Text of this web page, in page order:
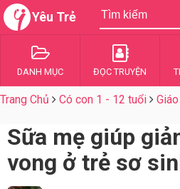
Yêu Trẻ
DANH MỤC ĐỌC TRUYỆN
Trang Chủ Có con 1 - 12 tuổi
Sữa mẹ giúp
vong ở trẻ sơ